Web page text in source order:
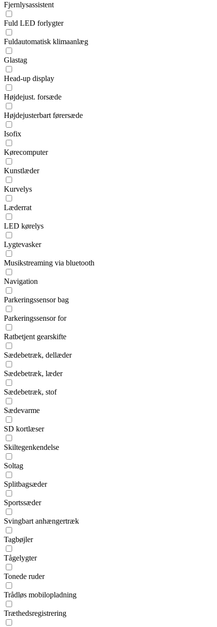
Fjernlysassistent
Fuld LED forlygter
Fuldautomatisk klimaanlæg
Glastag
Head-up display
Højdejust. forsæde
Højdejusterbart førersæde
Isofix
Kørecomputer
Kunstlæder
Kurvelys
Læderrat
LED kørelys
Lygtevasker
Musikstreaming via bluetooth
Navigation
Parkeringssensor bag
Parkeringssensor for
Ratbetjent gearskifte
Sædebetræk, dellæder
Sædebetræk, læder
Sædebetræk, stof
Sædevarme
SD kortlæser
Skiltegenkendelse
Soltag
Splitbagsæder
Sportssæder
Svingbart anhængertræk
Tagbøjler
Tågelygter
Tonede ruder
Trådløs mobilopladning
Træthedsregistrering